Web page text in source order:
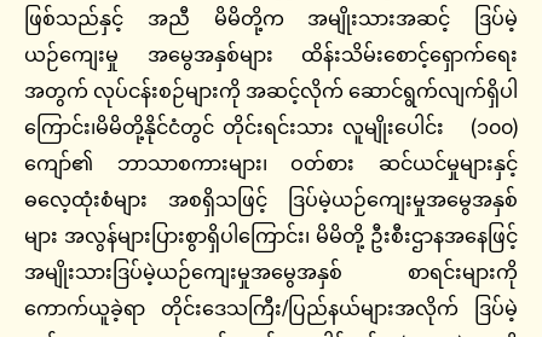
ဖြစ်သည်နှင့် အညီ မိမိတို့က အမျိုးသားအဆင့် ဒြပ်မဲ့
ယဉ်ကျေးမှု အမွေအနှစ်များ ထိန်းသိမ်းစောင့်ရှောက်ရေး
အတွက် လုပ်ငန်းစဉ်များကို အဆင့်လိုက် ဆောင်ရွက်လျက်ရှိပါ
ကြောင်း၊မိမိတို့နိုင်ငံတွင် တိုင်းရင်းသား လူမျိုးပေါင်း (၁၀၀)
ကျော်၏ ဘာသာစကားများ၊ ဝတ်စား ဆင်ယင်မှုများနှင့်
ဓလေ့ထုံးစံများ အစရှိသဖြင့် ဒြပ်မဲ့ယဉ်ကျေးမှုအမွေအနှစ်
များ အလွန်များပြားစွာရှိပါကြောင်း၊ မိမိတို့ ဦးစီးဌာနအနေဖြင့်
အမျိုးသားဒြပ်မဲ့ယဉ်ကျေးမှုအမွေအနှစ် စာရင်းများကို
ကောက်ယူခဲ့ရာ တိုင်းဒေသကြီး/ပြည်နယ်များအလိုက် ဒြပ်မဲ့